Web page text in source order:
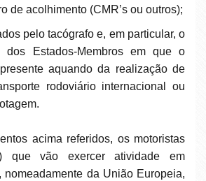
de acolhimento (CMR’s ou outros);
Estados-Membros em que o
aquando da realização de
rodoviário internacional ou
acima referidos, os motoristas
quevão exercer atividade em
nomeadamente da União Europeia,